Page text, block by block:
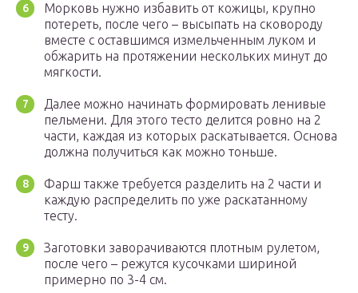
Морковь нужно избавить от кожицы, крупно
потереть, после чего – высыпать на сковороду
вместе с оставшимся измельченным луком и
обжарить на протяжении нескольких минут до
мягкости.
Далее можно начинать формировать ленивые
пельмени. Для этого тесто делится ровно на 2
части, каждая из которых раскатывается. Основа
должна получиться как можно тоньше.
Фарш также требуется разделить на 2 части и
каждую распределить по уже раскатанному
тесту.
Заготовки заворачиваются плотным рулетом,
после чего – режутся кусочками шириной
примерно по 3-4 см.